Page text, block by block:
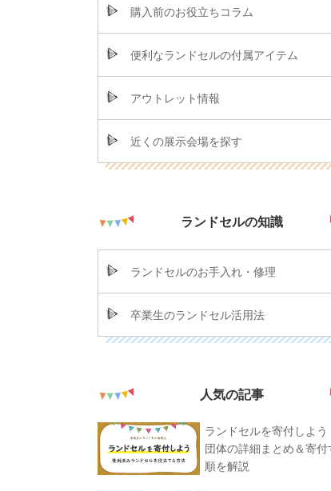
購入前のお役立ちコラム
便利なランドセルの付属アイテム
アウトレット情報
近くの展示会場を探す
ランドセルの知識
ランドセルのお手入れ・修理
卒業生のランドセル活用法
人気の記事
ランドセルを寄付しよう
団体の詳細まとめ＆寄付
順を解説